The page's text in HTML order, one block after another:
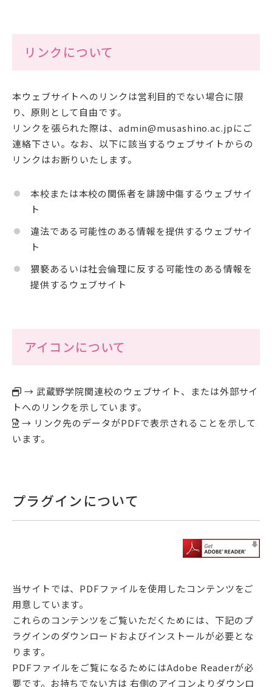
附属幼稚園・保育園
リンクについて
本ウェブサイトへのリンクは営利目的でない場合に限
り、原則として自由です。
リンクを張られた際は、admin@musashino.ac.jpにご
連絡下さい。なお、以下に該当するウェブサイトからの
リンクはお断りいたします。
本校または本校の関係者を誹謗中傷するウェブサイ
ト
違法である可能性のある情報を提供するウェブサイ
ト
猥褻あるいは社会倫理に反する可能性のある情報を
提供するウェブサイト
アイコンについて
→ 武蔵野学院関連校のウェブサイト、または外部サイ
トへのリンクを示しています。
→ リンク先のデータがPDFで表示されることを示して
います。
プラグインについて
当サイトでは、PDFファイルを使用したコンテンツをご
用意しています。
これらのコンテンツをご覧いただくためには、下記のプ
ラグインのダウンロードおよびインストールが必要とな
ります。
PDFファイルをご覧になるためにはAdobe Readerが必
要です。お持ちでない方は 右側のアイコンよりダウンロ